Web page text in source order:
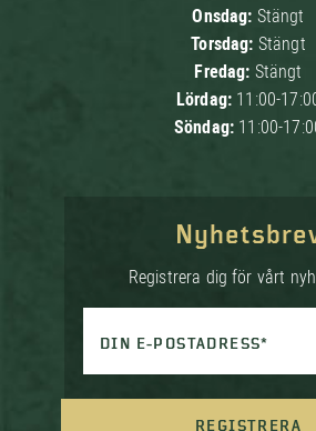
Onsdag: Stängt
Torsdag: Stängt
Fredag: Stängt
Lördag: 11:00-
Söndag: 11:00-
Registrera dig för vårt
DIN E-POSTADRESS*
REGISTRERA